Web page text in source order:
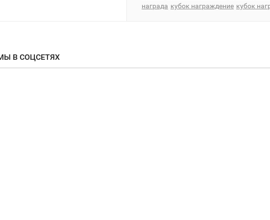
награда кубок награждение кубок
В СОЦСЕТЯХ